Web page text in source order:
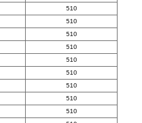
510
510
510
510
510
510
510
510
510